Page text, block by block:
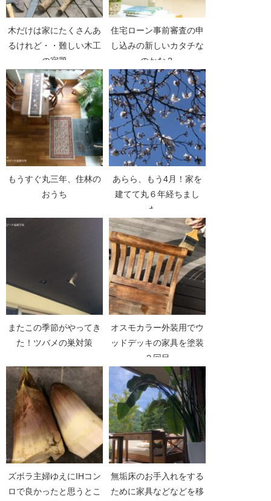
木だけは家にたくさんあ
るけれど・・難しい木工
の宿題
住宅ローン事前審査の申
し込みの新しいカタチな
のかな？
もうすぐ丸三年、住林の
おうち
あらら、もう4月！家を
建てて丸６年経ちまし
た。
またこの季節がやってき
た！ツバメの巣対策
オスモカラー外装用でウ
ッドデッキの家具を塗装
２回目
ズボラ主婦ゆえにIHコン
ロで良かったと思うとこ
無垢床のお手入れをする
ために家具などなどを移